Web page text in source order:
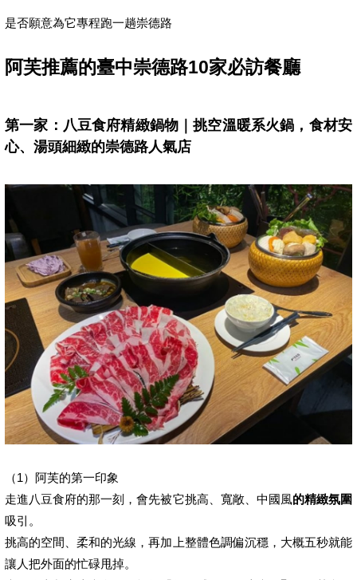
是否願意為它專程跑一趟崇德路
阿芙推薦的臺中崇德路10家必訪餐廳
第一家：八豆食府精緻鍋物｜挑空溫暖系火鍋，食材安
心、湯頭細緻的崇德路人氣店
（1）阿芙的第一印象
走進八豆食府的那一刻，會先被它挑高、寬敞、中國風的精緻氛圍
吸引。
挑高的空間、柔和的光線，再加上整體色調偏沉穩，大概五秒就能
讓人把外面的忙碌甩掉。